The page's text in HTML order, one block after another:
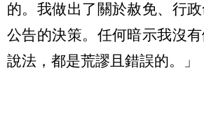
的。我做出了關於赦免、行
公告的決策。任何暗示我沒
說法，都是荒謬且錯誤的。」